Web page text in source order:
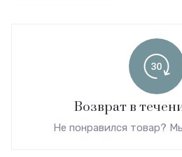
Возврат в
Не понравился товар?